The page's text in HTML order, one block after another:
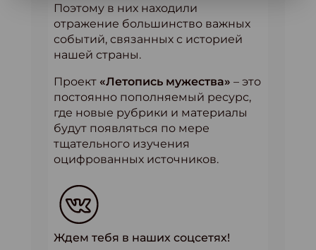
Поэтому в них находили
отражение большинство важных
событий, связанных с историей
нашей страны.
Проект «Летопись мужества» – это
постоянно пополняемый ресурс,
где новые рубрики и материалы
будут появляться по мере
тщательного изучения
оцифрованных источников.
Ждем тебя в наших соцсетях!